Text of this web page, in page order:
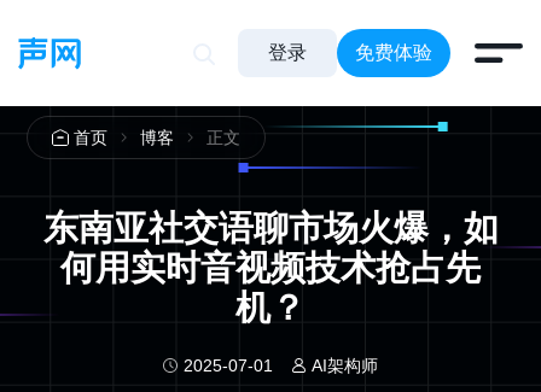
登录 免费体验
首页 博客 正文
东南亚社交语聊市场火爆，如
何用实时音视频技术抢占先
机？
2025-07-01 AI架构师